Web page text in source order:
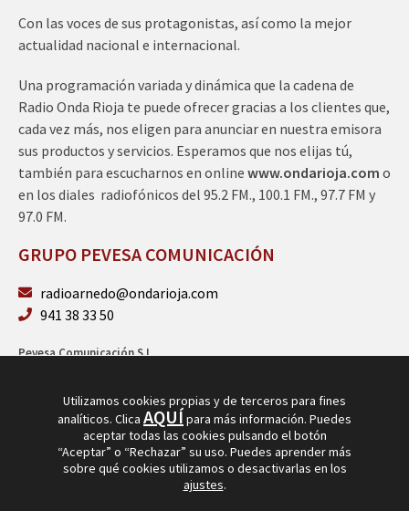
Con las voces de sus protagonistas, así como la mejor
actualidad nacional e internacional.
Una programación variada y dinámica que la cadena de
Radio Onda Rioja te puede ofrecer gracias a los clientes que,
cada vez más, nos eligen para anunciar en nuestra emisora
sus productos y servicios. Esperamos que nos elijas tú,
también para escucharnos en online www.ondarioja.com o
en los diales radiofónicos del 95.2 FM., 100.1 FM., 97.7 FM y
97.0 FM.
GRUPO PEVESA COMUNICACIÓN
radioarnedo@ondarioja.com
941 38 33 50
Pevesa Comunicación S.L.
Utilizamos cookies propias y de terceros para fines
analíticos. Clica AQUÍpara más información. Puedes
aceptar todas las cookies pulsando el botón
“Aceptar” o “Rechazar” su uso. Puedes aprender más
sobre qué cookies utilizamos o desactivarlas en los
ajustes.